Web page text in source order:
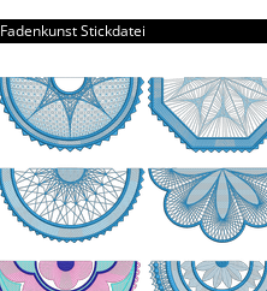
Fadenkunst Stickdatei